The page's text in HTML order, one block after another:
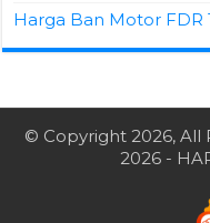
Harga Ban Motor FDR
© Copyright 2026, All
2026-